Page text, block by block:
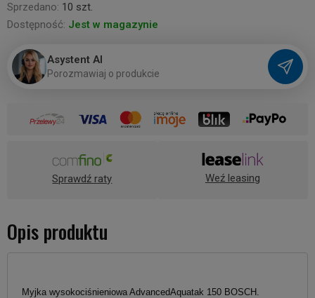
Sprzedano: 10 szt.
Dostępność: Jest w magazynie
Asystent AI
Porozmawiaj o produkcie
Sprawdź raty Weź leasing
Opis produktu
Myjka wysokociśnieniowa AdvancedAquatak 150 BOSCH.